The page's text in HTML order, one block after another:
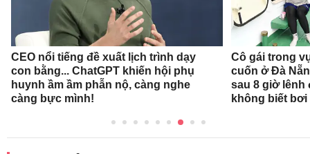
CEO nổi tiếng đề xuất lịch trình dạy
con bằng... ChatGPT khiến hội phụ
huynh ầm ầm phẫn nộ, càng nghe
càng bực mình!
Cô gái trong
cuốn ở Đà
sau 8 giờ lênh
không biết bơi